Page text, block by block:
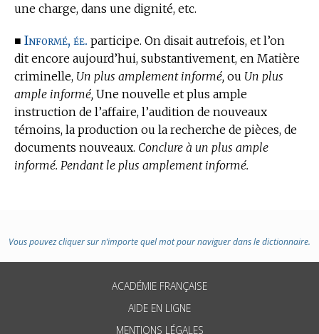
une charge, dans une dignité, etc.
■ Informé, ée. participe. On disait autrefois, et l’on
dit encore aujourd’hui, substantivement, en Matière
criminelle, Un plus amplement informé, ou Un plus
ample informé, Une nouvelle et plus ample
instruction de l’affaire, l’audition de nouveaux
témoins, la production ou la recherche de pièces, de
documents nouveaux. Conclure à un plus ample
informé. Pendant le plus amplement informé.
Vous pouvez cliquer sur n’importe quel mot pour naviguer dans le dictionnaire.
ACADÉMIE FRANÇAISE
AIDE EN LIGNE
MENTIONS LÉGALES